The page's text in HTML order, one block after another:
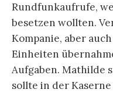
Rundfunkaufrufe,
besetzen wollten.
Kompanie, aber
Einheiten
Aufgaben. Mathilde
sollte in der